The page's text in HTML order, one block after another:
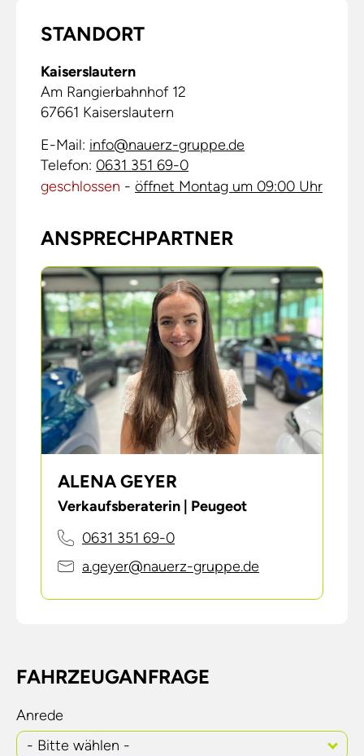
STANDORT
Kaiserslautern
Am Rangierbahnhof 12
67661 Kaiserslautern
E-Mail: info@nauerz-gruppe.de
Telefon: 0631 351 69-0
geschlossen - öffnet Montag um 09:00 Uhr
ANSPRECHPARTNER
ALENA GEYER
Verkaufsberaterin | Peugeot
0631 351 69-0
a.geyer@nauerz-gruppe.de
FAHRZEUGANFRAGE
Anrede
- Bitte wählen -